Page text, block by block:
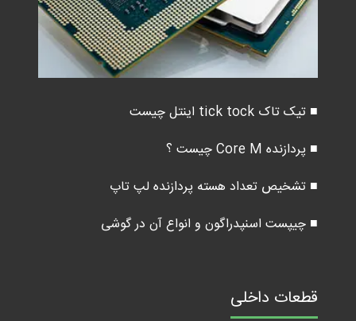
■ تیک تاک tick tock اینتل چیست
■ پردازنده Core M چیست ؟
■ تشخیص تعداد هسته پردازنده لپ تاپ
■ چیپست اسنپدراگون و انواع آن در گوشی
قطعات داخلی